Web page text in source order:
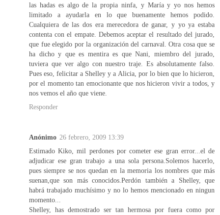
las hadas es algo de la propia ninfa, y María y yo nos hemos
limitado a ayudarla en lo que buenamente hemos podido.
Cualquiera de las dos era merecedora de ganar, y yo ya estaba
contenta con el empate. Debemos aceptar el resultado del jurado,
que fue elegido por la organización del carnaval. Otra cosa que se
ha dicho y que es mentira es que Nani, miembro del jurado,
tuviera que ver algo con nuestro traje. Es absolutamente falso.
Pues eso, felicitar a Shelley y a Alicia, por lo bien que lo hicieron,
por el momento tan emocionante que nos hicieron vivir a todos, y
nos vemos el año que viene.
Responder
Anónimo 26 febrero, 2009 13:39
Estimado Kiko, mil perdones por cometer ese gran error...el de
adjudicar ese gran trabajo a una sola persona.Solemos hacerlo,
pues siempre se nos quedan en la memoria los nombres que más
suenan,que son más conocidos.Perdón también a Shelley, que
habrá trabajado muchísimo y no lo hemos mencionado en ningun
momento...
Shelley, has demostrado ser tan hermosa por fuera como por